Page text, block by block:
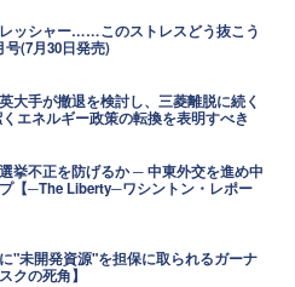
ッシャー……このストレスどう抜こう
号(7月30日発売)
大手が撤退を検討し、三菱離脱に続く
エネルギー政策の転換を表明すべき
挙不正を防げるか ─ 中東外交を進め中
【─The Liberty─ワシントン・レポー
"未開発資源"を担保に取られるガーナ
クの死角】